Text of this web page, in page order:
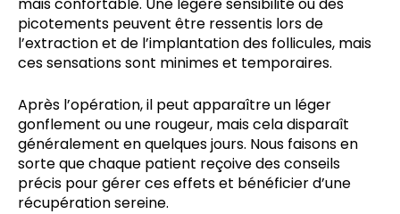
picotements peuvent être ressentis lors de
l’extraction et de l’implantation des follicules, mais
ces sensations sont minimes et temporaires.
Après l’opération, il peut apparaître un léger
gonflement ou une rougeur, mais cela disparaît
généralement en quelques jours. Nous faisons en
sorte que chaque patient reçoive des conseils
précis pour gérer ces effets et bénéficier d’une
récupération sereine.